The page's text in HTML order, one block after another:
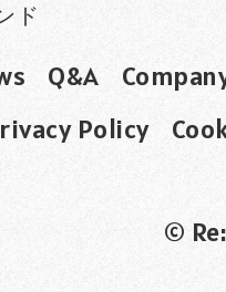
ド
Q&A
Policy
©